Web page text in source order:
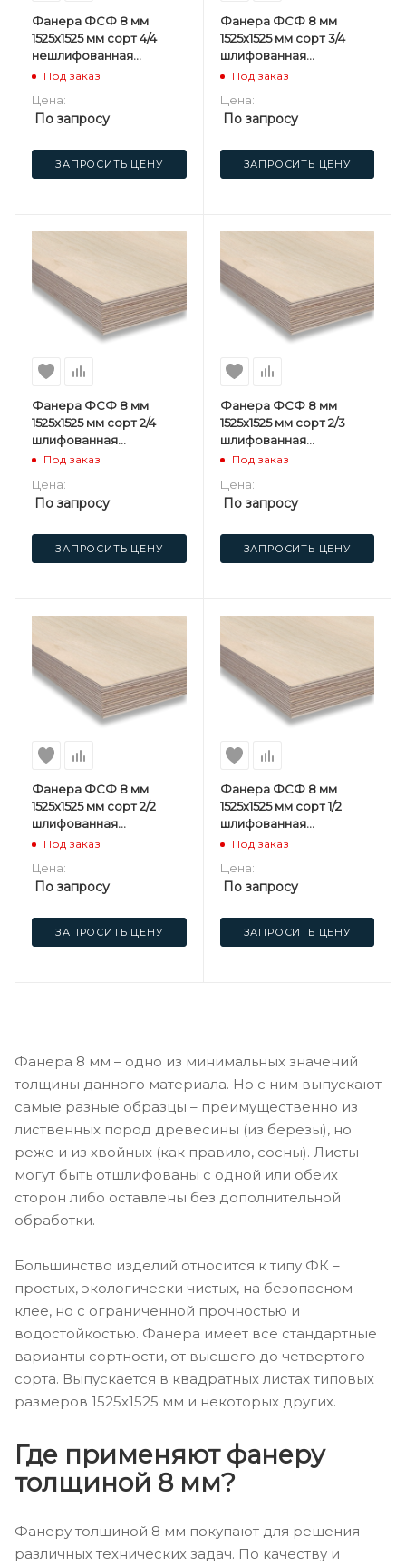
Фанера ФСФ 8 мм
1525х1525 мм сорт 4/4
нешлифованная
березовая
Под заказ
Цена:
По запросу
ЗАПРОСИТЬ ЦЕНУ
Фанера ФСФ 8 мм
1525х1525 мм сорт 3/4
шлифованная
березовая
Под заказ
Цена:
По запросу
ЗАПРОСИТЬ ЦЕНУ
Фанера ФСФ 8 мм
1525х1525 мм сорт 2/4
шлифованная
березовая
Под заказ
Цена:
По запросу
ЗАПРОСИТЬ ЦЕНУ
Фанера ФСФ 8 мм
1525х1525 мм сорт 2/3
шлифованная
березовая
Под заказ
Цена:
По запросу
ЗАПРОСИТЬ ЦЕНУ
Фанера ФСФ 8 мм
1525х1525 мм сорт 2/2
шлифованная
березовая
Под заказ
Цена:
По запросу
ЗАПРОСИТЬ ЦЕНУ
Фанера ФСФ 8 мм
1525х1525 мм сорт 1/2
шлифованная
березовая
Под заказ
Цена:
По запросу
ЗАПРОСИТЬ ЦЕНУ
Фанера 8 мм – одно из минимальных значений
толщины данного материала. Но с ним выпускают
самые разные образцы – преимущественно из
лиственных пород древесины (из березы), но
реже и из хвойных (как правило, сосны). Листы
могут быть отшлифованы с одной или обеих
сторон либо оставлены без дополнительной
обработки.
Большинство изделий относится к типу ФК –
простых, экологически чистых, на безопасном
клее, но с ограниченной прочностью и
водостойкостью. Фанера имеет все стандартные
варианты сортности, от высшего до четвертого
сорта. Выпускается в квадратных листах типовых
размеров 1525х1525 мм и некоторых других.
Где применяют фанеру
толщиной 8 мм?
Фанеру толщиной 8 мм покупают для решения
различных технических задач. По качеству и